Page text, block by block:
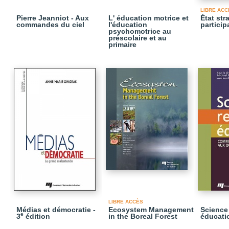
Pierre Jeanniot - Aux
commandes du ciel
L' éducation motrice et
l'éducation
psychomotrice au
préscolaire et au
primaire
LIBRE
État
Médias et démocratie -
3e édition
LIBRE ACCÈS
Ecosystem Management
in the Boreal Forest